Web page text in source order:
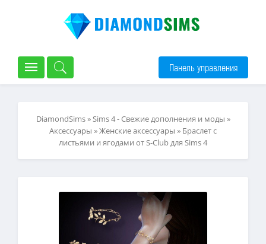
Панель управления
DiamondSims»Sims 4 - Свежие дополнения и моды »
Аксессуары »Женские аксессуары » Браслет с
листьями и ягодами от S-Club для Sims 4